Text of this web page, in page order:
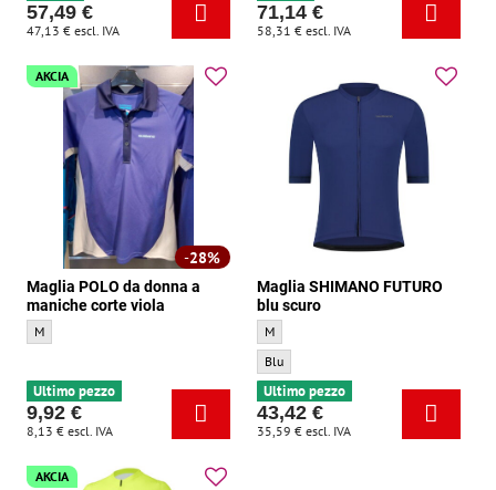
57,49 €
47,13 € escl. IVA
71,14 €
58,31 € escl. IVA
28%
AKCIA
Maglia POLO da donna a
maniche corte viola
Maglia POLO da donna a maniche corte viola - Dimensione:
M
Ultimo pezzo
9,92 €
8,13 € escl. IVA
Maglia SHIMANO FUTURO
blu scuro
Maglia SHIMANO FUTURO blu scuro -
M
Maglia SHIMANO FUTURO blu scuro -
Blu
Ultimo pezzo
43,42 €
35,59 € escl. IVA
AKCIA